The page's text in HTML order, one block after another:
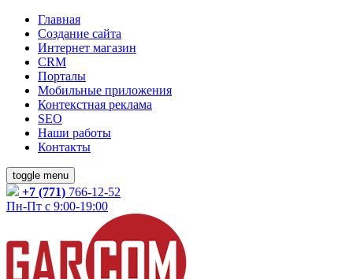
Главная
Создание сайта
Интернет магазин
CRM
Порталы
Мобильные приложения
Контекстная реклама
SEO
Наши работы
Контакты
toggle menu
+7 (771) 766-12-52
Пн-Пт с 9:00-19:00